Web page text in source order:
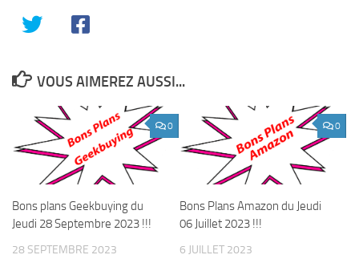
VOUS AIMEREZ AUSSI...
0
Bons plans Geekbuying du
Jeudi 28 Septembre 2023 !!!
28 SEPTEMBRE 2023
0
Bons Plans Amazon du Jeudi
06 Juillet 2023 !!!
6 JUILLET 2023